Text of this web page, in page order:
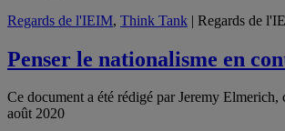
Regards de l'IEIM, Think Tank | Regards de
Penser le nationalisme en
Ce document a été rédigé par Jeremy
août 2020